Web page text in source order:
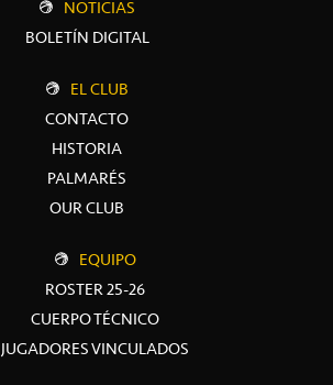
NOTICIAS
BOLETÍN DIGITAL
EL CLUB
CONTACTO
HISTORIA
PALMARÉS
OUR CLUB
EQUIPO
ROSTER 25-26
CUERPO TÉCNICO
JUGADORES VINCULADOS